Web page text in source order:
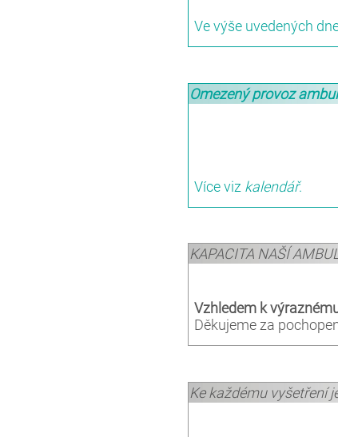
Ve výše uvedených
Omezený provoz
Více viz kalendář.
KAPACITA NAŠÍ
Vzhledem k
Děkujeme za
Ke každému vyšetření